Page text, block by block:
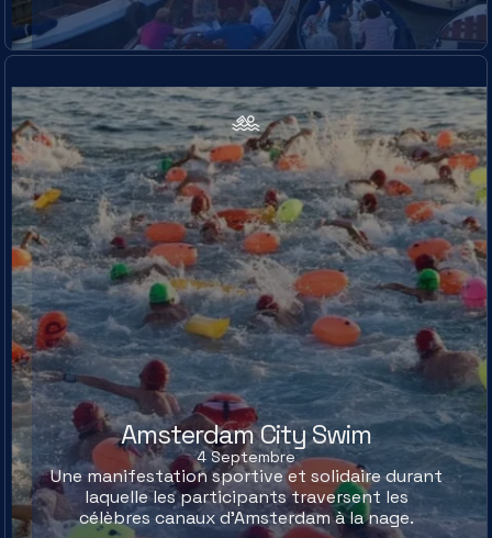
Amsterdam City Swim
4 Septembre
Une manifestation sportive et solidaire durant
laquelle les participants traversent les
célèbres canaux d’Amsterdam à la nage.